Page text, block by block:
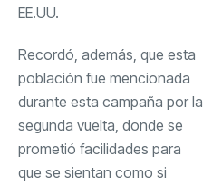
EE.UU.
Recordó, además, que esta
población fue mencionada
durante esta campaña por la
segunda vuelta, donde se
prometió facilidades para
que se sientan como si